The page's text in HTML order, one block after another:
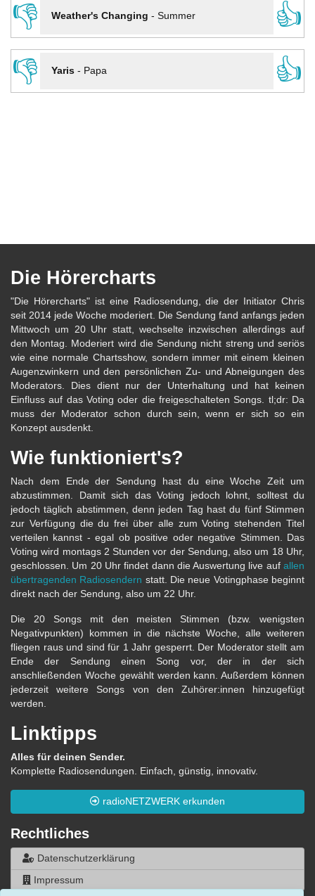
👎
Weather's Changing - Summer
👍
👎
Yaris- Papa 👍
Die Hörercharts
"Die Hörercharts" ist eine Radiosendung, die der Initiator Chris
seit 2014 jede Woche moderiert. Die Sendung fand anfangs jeden
Mittwoch um 20 Uhr statt, wechselte inzwischen allerdings auf
den Montag. Moderiert wird die Sendung nicht streng und seriös
wie eine normale Chartsshow, sondern immer mit einem kleinen
Augenzwinkern und den persönlichen Zu- und Abneigungen des
Moderators. Dies dient nur der Unterhaltung und hat keinen
Einfluss auf das Voting oder die freigeschalteten Songs. tl;dr: Da
muss der Moderator schon durch sein, wenn er sich so ein
Konzept ausdenkt.
Wie funktioniert's?
Nach dem Ende der Sendung hast du eine Woche Zeit um
abzustimmen. Damit sich das Voting jedoch lohnt, solltest du
jedoch täglich abstimmen, denn jeden Tag hast du fünf Stimmen
zur Verfügung die du frei über alle zum Voting stehenden Titel
verteilen kannst - egal ob positive oder negative Stimmen. Das
Voting wird montags 2 Stunden vor der Sendung, also um 18 Uhr,
geschlossen. Um 20 Uhr findet dann die Auswertung live auf allen
übertragenden Radiosendern statt. Die neue Votingphase beginnt
direkt nach der Sendung, also um 22 Uhr.
Die 20 Songs mit den meisten Stimmen (bzw. wenigsten
Negativpunkten) kommen in die nächste Woche, alle weiteren
fliegen raus und sind für 1 Jahr gesperrt. Der Moderator stellt am
Ende der Sendung einen Song vor, der in der sich
anschließenden Woche gewählt werden kann. Außerdem können
jederzeit weitere Songs von den Zuhörer:innen hinzugefügt
werden.
Linktipps
Alles für deinen Sender.
Komplette Radiosendungen. Einfach, günstig, innovativ.
radioNETZWERK erkunden
Rechtliches
Datenschutzerklärung
Impressum